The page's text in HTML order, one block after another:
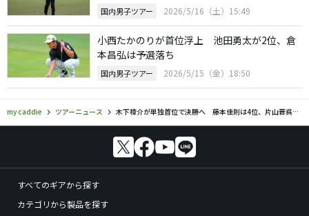
国内男子ツアー 2026/5/16（土）15:49
小西たかのりが首位浮上 池田勇太が2位、倉
本昌弘は予選落ち
国内男子ツアー 2026/5/15（金）18:50
my caddie ツアーニュース 木下稜介が単独首位で決勝へ 藤本佳則は4位、片山晋呉は12位
すべてのギアから探す
カテゴリから製品を探す